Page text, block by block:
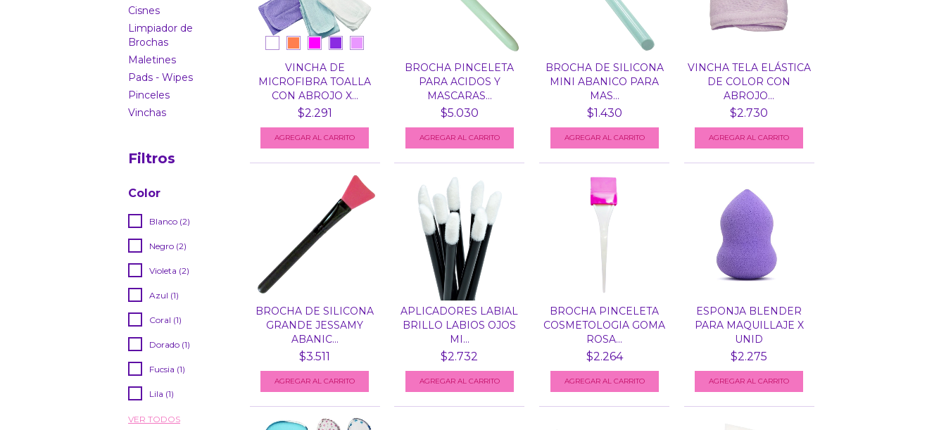
Cisnes
Limpiador de
Brochas
Maletines
Pads - Wipes
Pinceles
Vinchas
Filtros
Color
Blanco (2)
Negro (2)
Violeta (2)
Azul (1)
Coral (1)
Dorado (1)
Fucsia (1)
Lila (1)
VER TODOS
VINCHA DE
MICROFIBRA TOALLA
CON ABROJO X...
$2.291
AGREGAR AL CARRITO
BROCHA PINCELETA
PARA ACIDOS Y
MASCARAS...
$5.030
BROCHA DE SILICONA
MINI ABANICO PARA
MAS...
$1.430
VINCHA TELA ELÁSTICA
DE COLOR CON
ABROJO...
$2.730
BROCHA DE SILICONA
GRANDE JESSAMY
ABANIC...
$3.511
AGREGAR AL CARRITO
APLICADORES LABIAL
BRILLO LABIOS OJOS
MI...
$2.732
BROCHA PINCELETA
COSMETOLOGIA GOMA
ROSA...
$2.264
ESPONJA BLENDER
PARA MAQUILLAJE X
UNID
$2.275